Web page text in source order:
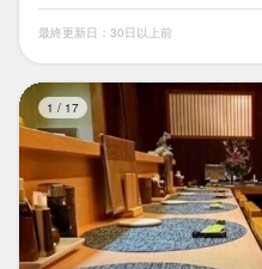
最終更新日：30日以上前
1 / 17